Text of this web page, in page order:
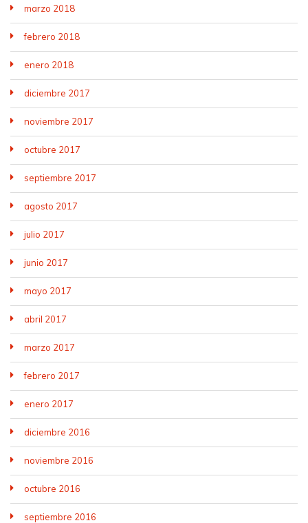
marzo 2018
febrero 2018
enero 2018
diciembre 2017
noviembre 2017
octubre 2017
septiembre 2017
agosto 2017
julio 2017
junio 2017
mayo 2017
abril 2017
marzo 2017
febrero 2017
enero 2017
diciembre 2016
noviembre 2016
octubre 2016
septiembre 2016